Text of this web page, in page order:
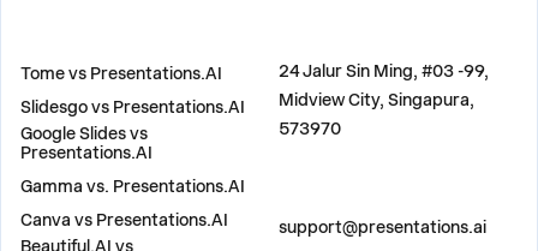
Tome vs Presentations.AI
Slidesgo vs Presentations.AI
Google Slides vs
Presentations.AI
Gamma vs. Presentations.AI
Canva vs Presentations.AI
Beautiful.AI vs
24 Jalur Sin Ming, #03 -99,
Midview City, Singapura,
573970
support@presentations.ai